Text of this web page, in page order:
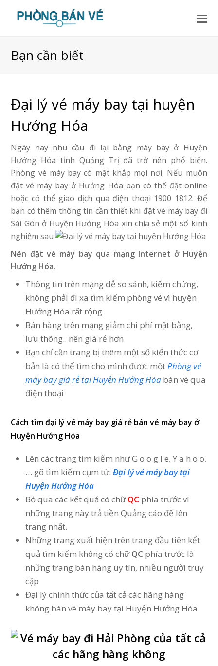
Bạn cần biết
Đại lý vé máy bay tại huyện
Hướng Hóa
Ngày nay nhu cầu đi lại bằng máy bay ở Huyện
Hướng Hóa tỉnh Quảng Trị đã trở nên phổ biến.
Phòng vé máy bay có mặt khắp mọi nơi, Nếu muôn
đặt vé máy bay ở Hướng Hóa bạn có thể đặt online
hoặc có thể giao dịch qua điện thoại 1900 1812. Để
bạn có thêm thông tin cần thiết khi đặt vé máy bay đi
Sài Gòn ở Huyện Hướng Hóa xin chia sẻ một số kinh
nghiệm sau:
Nên đặt vé máy bay qua mạng Internet ở Huyện
Hướng Hóa.
Thông tin trên mạng dễ so sánh, kiểm chứng,
không phải đi xa tìm kiếm phòng vé vì huyện
Hướng Hóa rất rộng
Bán hàng trên mạng giảm chi phí mặt bằng,
lưu thông.. nên giá rẻ hơn
Bạn chỉ cần trang bị thêm một số kiến thức cơ
bản là có thể tìm cho mình được mộtPhòng vé
máy bay giá rẻ tại Huyện Hướng Hóa bán vé qua
điện thoại
Cách tìm đại lý vé máy bay giá rẻ bán vé máy bay ở
Huyện Hướng Hóa
Lên các trang tìm kiếm như G o o g l e, Y a h o o,
… gõ tìm kiếm cụm từ:Đại lý vé máy bay tại
Huyện Hướng Hóa
Bỏ qua các kết quả có chữQC phía trước vì
những trang này trả tiền Quảng cáo để lên
trang nhất.
Những trang xuất hiện trên trang đầu tiên kết
quả tìm kiếm không có chữQC phía trước là
những trang bán hàng uy tín, nhiều người truy
cập
Đại lý chính thức của tất cả các hãng hàng
không bán vé máy bay tại Huyện Hướng Hóa